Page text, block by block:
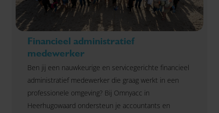
Financieel administratief
medewerker
Ben jij een nauwkeurige en servicegerichte financieel
administratief medewerker die graag werkt in een
professionele omgeving? Bij Omnyacc in
Heerhugowaard ondersteun je accountants en